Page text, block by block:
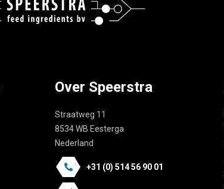
Over Speerstra
Straatweg 11
8534 WB Eesterga
Nederland
+31 (0) 514 56 90 01